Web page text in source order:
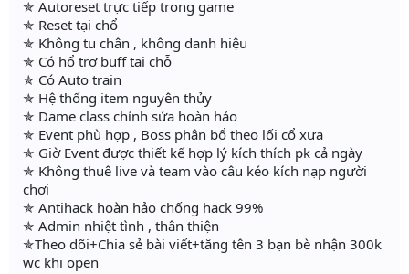
✯ Autoreset trực tiếp trong game
✯ Reset tại chổ
✯ Không tu chân , không danh hiệu
✯ Có hổ trợ buff tại chỗ
✯ Có Auto train
✯ Hệ thống item nguyên thủy
✯ Dame class chỉnh sửa hoàn hảo
✯ Event phù hợp , Boss phân bổ theo lối cổ xưa
✯ Giờ Event được thiết kế hợp lý kích thích pk cả ngày
✯ Không thuê live và team vào câu kéo kích nạp người
chơi
✯ Antihack hoàn hảo chống hack 99%
✯ Admin nhiệt tình , thân thiện
✯Theo dõi+Chia sẻ bài viết+tăng tên 3 bạn bè nhận 300k
wc khi open